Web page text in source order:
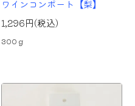
ワインコンポート【梨】
1,296円(税込)
300ｇ